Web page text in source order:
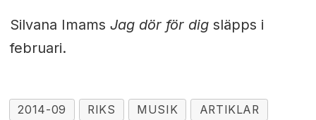
Silvana Imams Jag dör för dig släpps i
februari.
2014-09 RIKS MUSIK ARTIKLAR